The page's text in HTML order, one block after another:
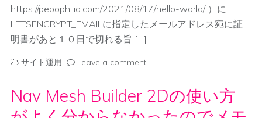
https://pepophilia.com/2021/08/17/hello-world/ ）に
LETSENCRYPT_EMAILに指定したメールアドレス宛に証
明書があと１０日で切れる旨 […]
サイト運用 Leave a comment
Nav Mesh Builder 2Dの使い方